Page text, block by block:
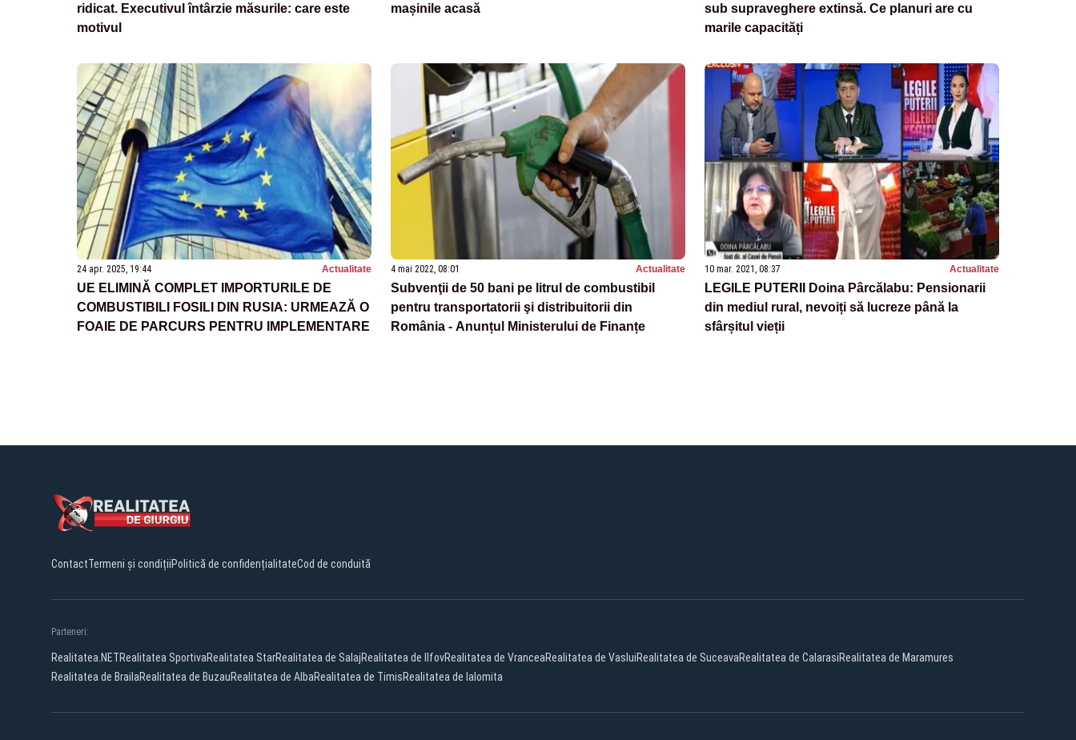
ridicat. Executivul întârzie măsurile: care este
motivul
mașinile acasă
sub supraveghere extinsă. Ce planuri are cu
marile capacități
24 apr. 2025, 19:44 Actualitate
UE ELIMINĂ COMPLET IMPORTURILE DE
COMBUSTIBILI FOSILI DIN RUSIA: URMEAZĂ O
FOAIE DE PARCURS PENTRU IMPLEMENTARE
4 mai 2022, 08:01 Actualitate
Subvenţii de 50 bani pe litrul de combustibil
pentru transportatorii şi distribuitorii din
România - Anunțul Ministerului de Finanțe
10 mar. 2021, 08:37 Actualitate
LEGILE PUTERII Doina Pârcălabu: Pensionarii
din mediul rural, nevoiți să lucreze până la
sfârșitul vieții
ContactTermeni și condițiiPolitică de confidențialitateCod de conduită
Parteneri:
Realitatea.NETRealitatea SportivaRealitatea StarRealitatea de SalajRealitatea de IlfovRealitatea de VranceaRealitatea de VasluiRealitatea de SuceavaRealitatea de CalarasiRealitatea de Maramures
Realitatea de BrailaRealitatea de BuzauRealitatea de AlbaRealitatea de TimisRealitatea de Ialomita